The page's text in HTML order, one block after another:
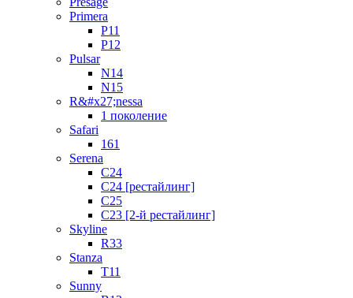
Primera
P11
P12
Pulsar
N14
N15
R&#x27;nessa
1 поколение
Safari
161
Serena
C24
C24 [рестайлинг]
C25
С23 [2-й рестайлинг]
Skyline
R33
Stanza
T11
Sunny